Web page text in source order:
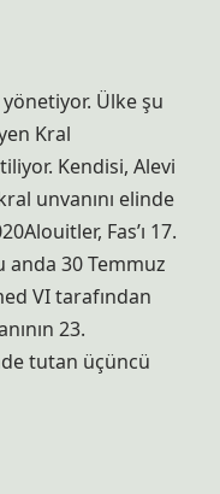
yönetiyor. Ülke şu
Kral
Kendisi, Alevi
unvanını elinde
Fas’ı 17.
anda 30 Temmuz
VI tarafından
23.
tutan üçüncü